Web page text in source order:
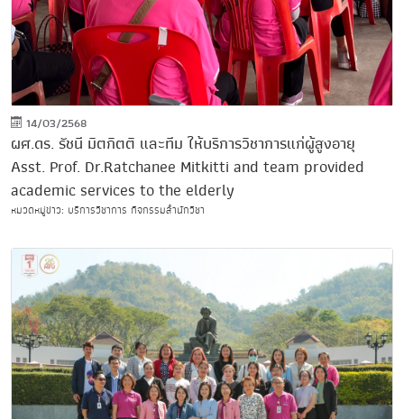
14/03/2568
ผศ.ดร. รัชนี มิตกิตติ และทีม ให้บริการวิชาการแก่ผู้สูงอายุ
Asst. Prof. Dr.Ratchanee Mitkitti and team provided
academic services to the elderly
หมวดหมู่ข่าว: บริการวิชาการ กิจกรรมสำนักวิชา